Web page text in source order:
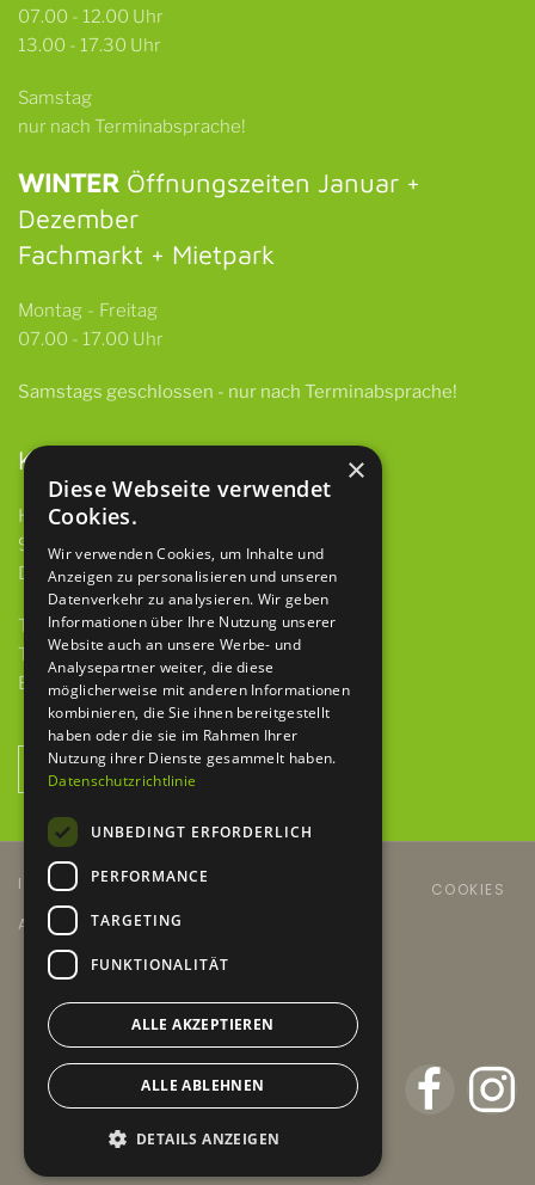
07.00 - 12.00 Uhr
13.00 - 17.30 Uhr
Samstag
nur nach Terminabsprache!
WINTER Öffnungszeiten Januar +
Dezember
Fachmarkt + Mietpark
Montag - Freitag
07.00 - 17.00 Uhr
Samstags geschlossen - nur nach Terminabsprache!
Kontakt
HBH GmbH & Co. KG
97922 Lauda-Königshofen
Deubacher Str. 12
Telefon 09343 615 921-0
Telefax 09343 615 921-9
E-Mail info@baumaschinen-hbh.de
NEWSLETTER ANMELDUNG
IMPRESSUM DATENSCHUTZERKLÄRUNG
COOKIES
AGB´S
KONTAKT
design
×
Diese Webseite verwendet
Cookies.
Wir verwenden Cookies, um Inhalte und
Anzeigen zu personalisieren und unseren
Datenverkehr zu analysieren. Wir geben
Informationen über Ihre Nutzung unserer
Website auch an unsere Werbe- und
Analysepartner weiter, die diese
möglicherweise mit anderen Informationen
kombinieren, die Sie ihnen bereitgestellt
haben oder die sie im Rahmen Ihrer
Nutzung ihrer Dienste gesammelt haben.
Datenschutzrichtlinie
UNBEDINGT ERFORDERLICH
PERFORMANCE
TARGETING
FUNKTIONALITÄT
ALLE AKZEPTIEREN
ALLE ABLEHNEN
DETAILS ANZEIGEN